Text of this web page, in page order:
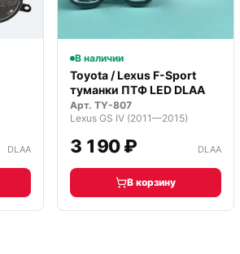
DLAA
В наличии
Toyota / Lexus F-Sport
туманки ПТФ LED DLAA
Арт. TY-807
Lexus GS IV (2011—2015)
3 190 ₽ DLAA
В корзину